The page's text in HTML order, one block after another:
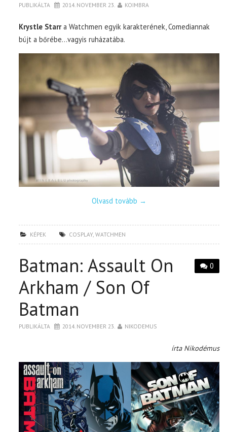
PUBLIKÁLTA 2014. NOVEMBER 23. KOIMBRA
Krystle Starra Watchmen egyik karakterének, Comediannak
bújt a bőrébe…vagyis ruházatába.
Olvasd tovább →
KÉPEK COSPLAY,WATCHMEN
0
Batman: Assault On
Arkham / Son Of
Batman
PUBLIKÁLTA 2014. NOVEMBER 23. NIKODEMUS
írta Nikodémus